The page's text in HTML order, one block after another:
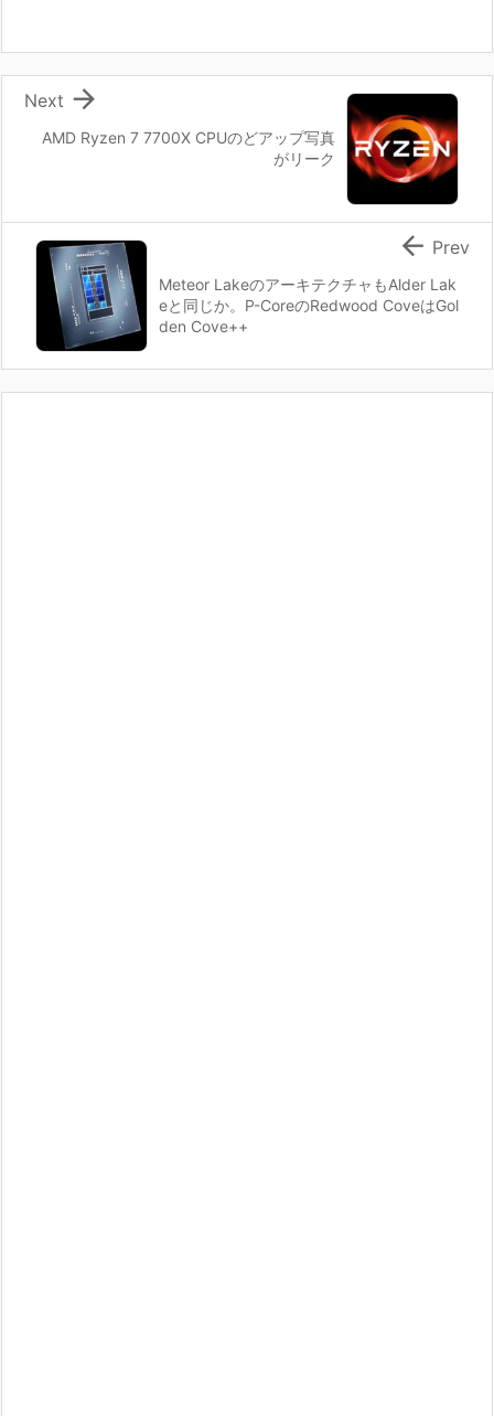
AMD Ryzen 7 7700X CPUのどアップ写真
がリーク

Next
Meteor LakeのアーキテクチャもAlder Lak
eと同じか。P-CoreのRedwood CoveはGol
den Cove++
 Prev